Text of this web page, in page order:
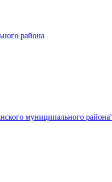
района
муниципального